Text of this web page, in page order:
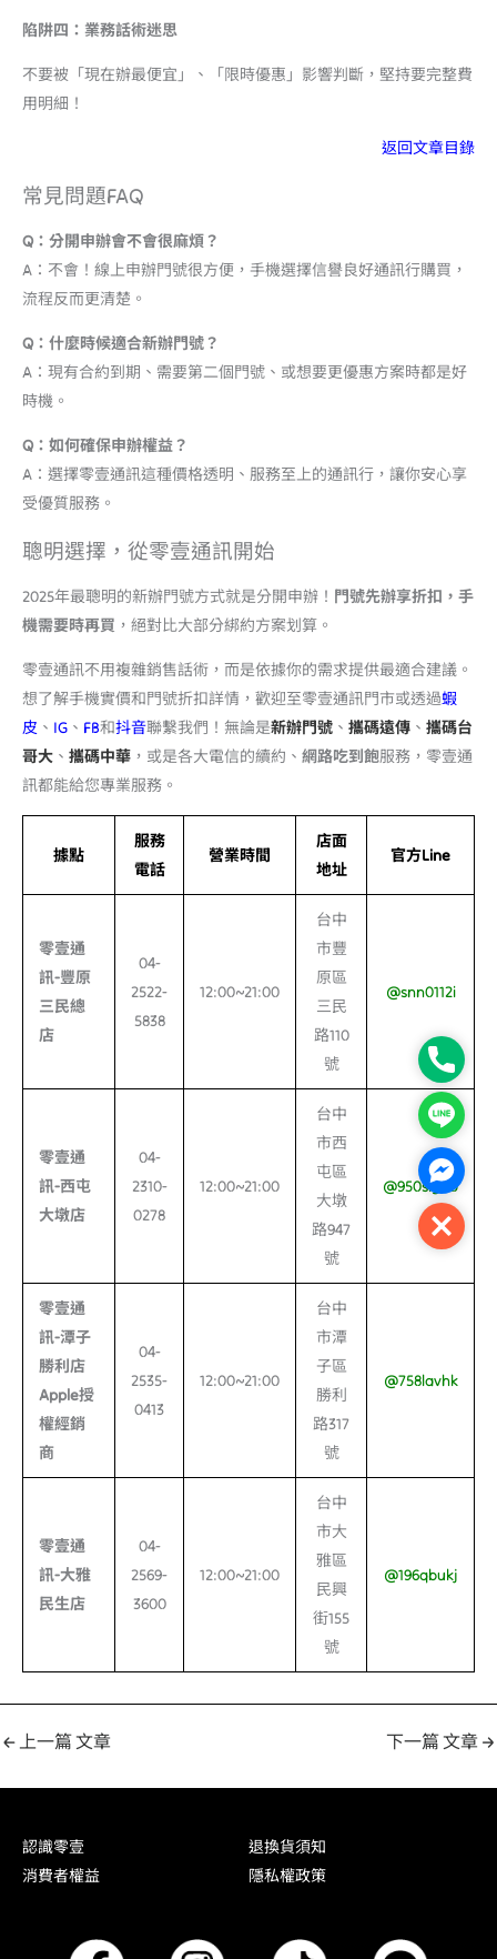
陷阱四：業務話術迷思
不要被「現在辦最便宜」、「限時優惠」影響判斷，堅持要完整費
用明細！
返回文章目錄
常見問題FAQ
Q：分開申辦會不會很麻煩？
A：不會！線上申辦門號很方便，手機選擇信譽良好通訊行購買，
流程反而更清楚。
Q：什麼時候適合新辦門號？
A：現有合約到期、需要第二個門號、或想要更優惠方案時都是好
時機。
Q：如何確保申辦權益？
A：選擇零壹通訊這種價格透明、服務至上的通訊行，讓你安心享
受優質服務。
聰明選擇，從零壹通訊開始
2025年最聰明的新辦門號方式就是分開申辦！ 門號先辦享折扣，手
機需要時再買 ，絕對比大部分綁約方案划算。
零壹通訊不用複雜銷售話術，而是依據你的需求提供最適合建議。
想了解手機實價和門號折扣詳情，歡迎至零壹通訊門市或透過蝦
皮 、 IG 、 FB和抖音聯繫我們！無論是新辦門號 、 攜碼遠傳 、 攜碼台
哥大 、 攜碼中華 ，或是各大電信的續約、 網路吃到飽服務，零壹通
訊都能給您專業服務。
據點
服務
電話
營業時間
店面
地址
官方Line
零壹通
訊-豐原
三民總
店
04-
2522-
5838
12:00~21:00
台中
市豐
原區
三民
路110
號
@snn0112i
零壹通
訊-西屯
大墩店
04-
2310-
0278
12:00~21:00
台中
市西
屯區
大墩
路947
號
@950slgno
零壹通
訊-潭子
勝利店
Apple授
權經銷
商
04-
2535-
0413
12:00~21:00
台中
市潭
子區
勝利
路317
號
@758lavhk
零壹通
訊-大雅
民生店
04-
2569-
3600
12:00~21:00
台中
市大
雅區
民興
街155
號
@196qbukj
← 上一篇 文章 下一篇 文章 →
認識零壹
退換貨須知
消費者權益
隱私權政策
Phone
Line
Close